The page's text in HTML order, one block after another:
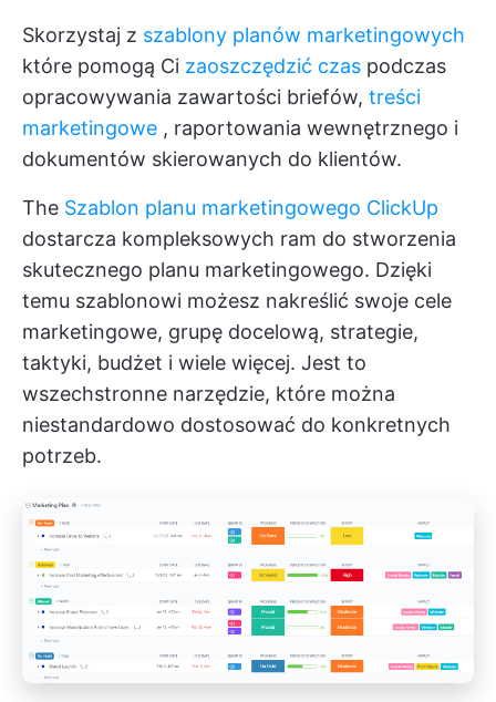
Skorzystaj z szablony planów marketingowych
które pomogą Ci zaoszczędzić czas podczas
opracowywania zawartości briefów, treści
marketingowe , raportowania wewnętrznego i
dokumentów skierowanych do klientów.
The Szablon planu marketingowego ClickUp
dostarcza kompleksowych ram do stworzenia
skutecznego planu marketingowego. Dzięki
temu szablonowi możesz nakreślić swoje cele
marketingowe, grupę docelową, strategie,
taktyki, budżet i wiele więcej. Jest to
wszechstronne narzędzie, które można
niestandardowo dostosować do konkretnych
potrzeb.